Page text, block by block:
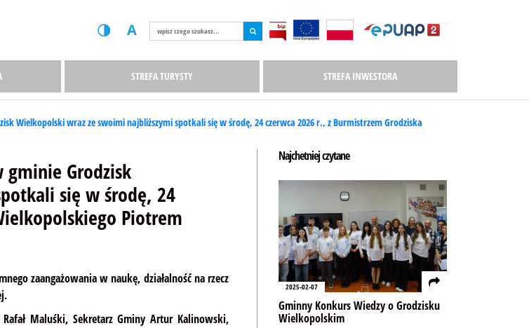
STREFA TURYSTY STREFA INWESTORA
Wielkopolski wraz ze swoimi najbliższymi spotkali się w środę, 24 czerwca 2026 r., z Burmistrzem Grodziska
gminie Grodzisk
się w środę, 24
Piotrem
zaangażowania w naukę, działalność na rzecz
Maluśki, Sekretarz Gminy Artur Kalinowski,
Najchetniej czytane
2025-02-07
Gminny Konkurs Wiedzy o Grodzisku
Wielkopolskim